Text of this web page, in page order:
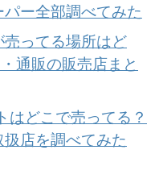
ー全部調べてみた
売ってる場所はど
通販の販売店まと
はどこで売ってる？
扱店を調べてみた